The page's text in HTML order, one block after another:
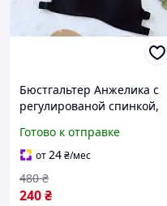
Бюстгальтер Анжелика с
регулированой спинкой,
бюстгальтер пуш ап,
Бюстгальтер в стиле
бандо
Готово к отправке
от24₴/мес
240₴
480 ₴